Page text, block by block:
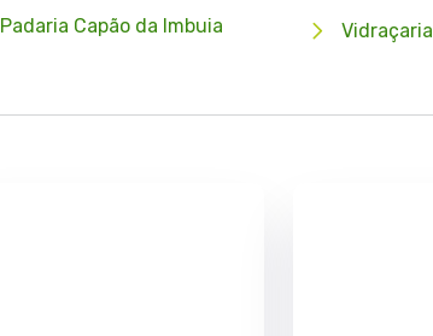
Padaria Capão da Imbuia
Vidraçaria